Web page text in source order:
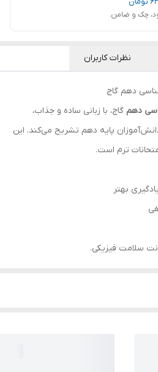
نظرات کاربران
دهم گاج
دهم گاج، با زبانی ساده و جذاب،
پایه دهم تشریح می‌کند. این
ترم است.
بهتر
سلامت فیزیکی.